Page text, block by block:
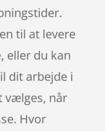
til at levere
eller du kan
dit arbejde i
vælges, når
Hvor